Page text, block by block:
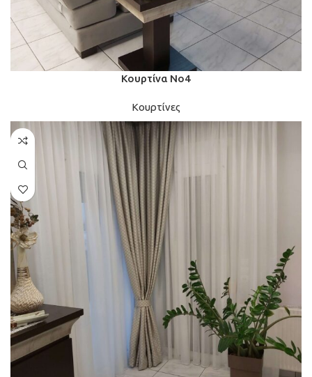
Κουρτίνα Νο4
Κουρτίνες